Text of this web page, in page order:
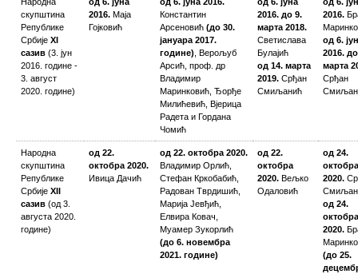
скупштина
Републике
Србије XI
сазив (3. јун
2016. године -
3. август
2020. године)
2016. Маја
Гојковић
Константин
Арсеновић (до 30.
јануара 2017.
године) , Верољуб
Арсић, проф. др
Владимир
Маринковић, Ђорђе
Милићевић, Вјерица
Радета и Гордана
Чомић
2016. до 9.
марта 2018.
Светислава
Булајић
од 14. марта
2019. Срђан
Смиљанић
2016.
од 6.
2016.
марта
Срђан
Народна
скупштина
Републике
Србије XII
сазив (од 3.
августа 2020.
године)
од 22.
октобра 2020.
Ивица Дачић
од 22. октобра 2020.
Владимир Орлић,
Стефан Кркобабић,
Радован Тврдишић,
Марија Јевђић,
Елвира Ковач,
Муамер Зукорлић
(до 6. новембра
2021. године)
од 22.
октобра
2020. Вељко
Одаловић
од 24.
октобра
2020.
од 24.
октобра
2020.
(до 25.